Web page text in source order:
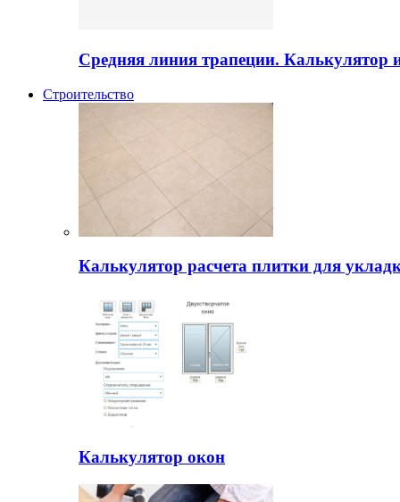
Средняя линия трапеции.
Строительство
Калькулятор расчета плитки для
Калькулятор окон